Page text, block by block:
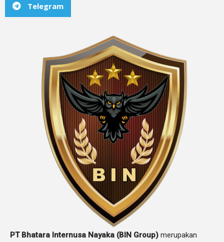
Telegram
PT Bhatara Internusa Nayaka (BIN Group) merupakan